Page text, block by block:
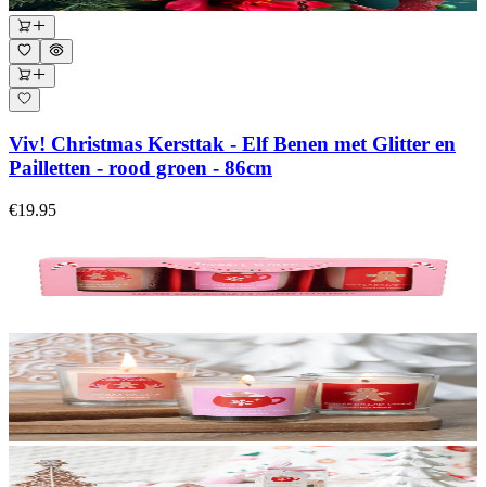
Viv! Christmas Kersttak - Elf Benen met Glitter en
Pailletten - rood groen - 86cm
€19.95